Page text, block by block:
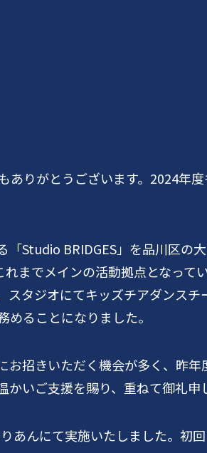
りがとうございます。 2024年
「Studio BRIDGES」を品川区の
までメインの活動拠点となって
タジオにてキッズチアダンスチ
めることになりました。
招きいただく機会が多く、昨
いご支援を賜り、重ねて御礼申
あんにて実施いたしました。初